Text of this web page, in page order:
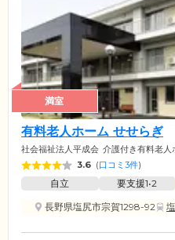
満室
有料老人ホーム せせらぎ
社会福祉法人平成会 介護付き有料老人
3.6 (口コミ3件)
自立 要支援1•2
長野県塩尻市宗賀1298-92